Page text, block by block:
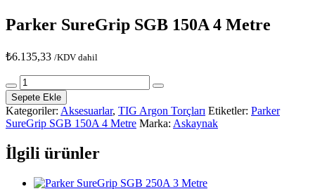
Parker SureGrip SGB 150A 4 Metre
₺6.135,33 /KDV dahil
Parker
SureGrip
SGB
150A
4
Metre
adet
Sepete Ekle
Kategoriler: Aksesuarlar, TIG Argon Torçları Etiketler: Parker
SureGrip SGB 150A 4 Metre Marka: Askaynak
İlgili ürünler